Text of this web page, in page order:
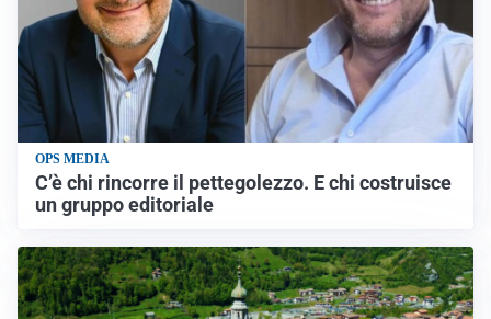
OPS MEDIA
C’è chi rincorre il pettegolezzo. E chi costruisce
un gruppo editoriale